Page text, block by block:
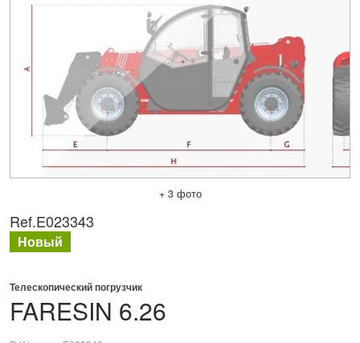
+ 3 фото
FARESIN 6.26
Телескопический погрузчик
Ref.E023343
Новый